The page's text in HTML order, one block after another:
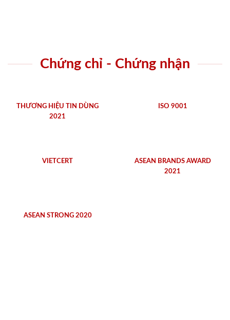
Chứng chỉ - Chứng nhận
THƯƠNG HIỆU TIN DÙNG
2021
ISO 9001
VIETCERT
ASEAN BRANDS AWARD
2021
ASEAN STRONG 2020